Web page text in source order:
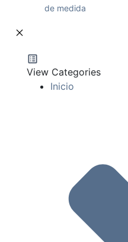
de medida
View Categories
Inicio